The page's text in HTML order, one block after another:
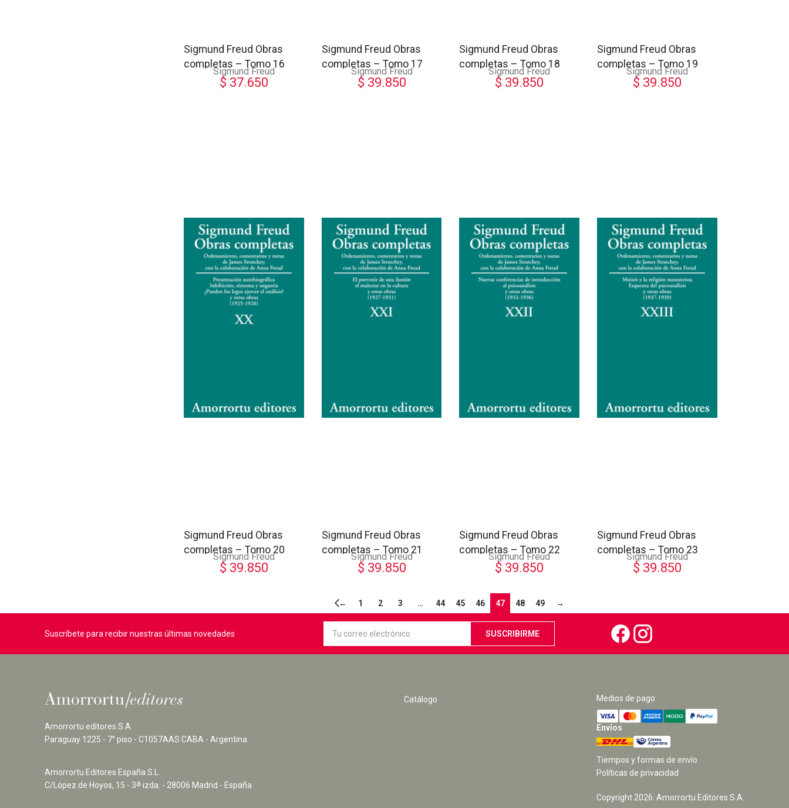
Sigmund Freud Obras
completas – Tomo 16
Sigmund Freud
$ 37.650
Sigmund Freud Obras
completas – Tomo 17
Sigmund Freud
$ 39.850
Sigmund Freud Obras
completas – Tomo 18
Sigmund Freud
$ 39.850
Sigmund Freud Obras
completas – Tomo 19
Sigmund Freud
$ 39.850
Sigmund Freud Obras
completas – Tomo 20
Sigmund Freud
$ 39.850
Sigmund Freud Obras
completas – Tomo 21
Sigmund Freud
$ 39.850
Sigmund Freud Obras
completas – Tomo 22
Sigmund Freud
$ 39.850
Sigmund Freud Obras
completas – Tomo 23
Sigmund Freud
$ 39.850
← 1 2 3 … 44 45 46 47 48 49 →
Suscríbete para recibir nuestras últimas novedades
Amorrortu editores S.A.
Paraguay 1225 - 7° piso - C1057AAS CABA - Argentina
Amorrortu Editores España S.L.
C/López de Hoyos, 15 - 3a izda. - 28006 Madrid - España
Catálogo Medios de pago
Envíos
Tiempos y formas de envío
Políticas de privacidad
Copyright2026. Amorrortu Editores S.A.